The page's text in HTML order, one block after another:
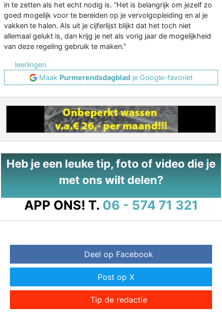
in te zetten als het echt nodig is. “Het is belangrijk om jezelf zo
goed mogelijk voor te bereiden op je vervolgopleiding en al je
vakken te halen. Als uit je cijferlijst blijkt dat het toch niet
allemaal gelukt is, dan krijg je net als vorig jaar de mogelijkheid
van deze regeling gebruik te maken.”
leerlingen
Maak Purmerendsdagblad je Google-favoriet
Heb je een leuke tip, foto of video die je
met ons wilt delen?
APP ONS! T. 06 - 574 71 321
Deel op Facebook
Post op X
Tip de redactie